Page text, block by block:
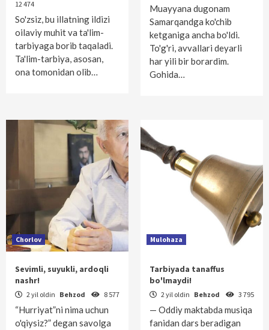
12 474
So'zsiz, bu illatning ildizi
oilaviy muhit va ta'lim-
tarbiyaga borib taqaladi.
Ta'lim-tarbiya, asosan,
ona tomonidan olib…
Muayyana dugonam
Samarqandga ko'chib
ketganiga ancha bo'ldi.
To'g'ri, avvallari deyarli
har yili bir borardim.
Gohida…
Chorlov
Sevimli, suyukli, ardoqli
nashr!
2 yil oldin Behzod 8 577
“Hurriyat”ni nima uchun
o'qiysiz?” degan savolga
Mulohaza
Tarbiyada tanaffus
bo'lmaydi!
2 yil oldin Behzod 3 795
— Oddiy maktabda musiqa
fanidan dars beradigan